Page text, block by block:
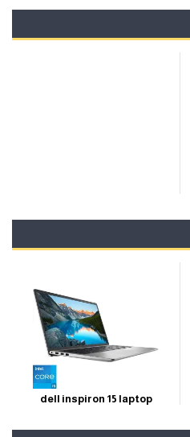
dell inspiron 15 laptop